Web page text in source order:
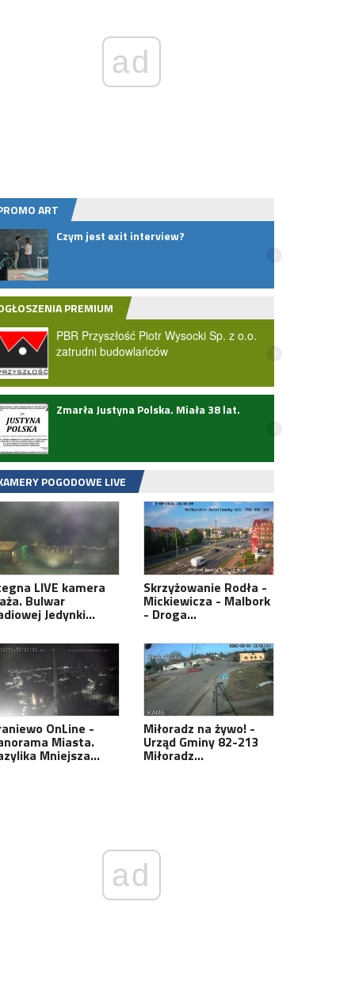
ad
ART
Czym jest exit interview?
PREMIUM
PBR Przyszłość Piotr Wysocki Sp. z o.o.
zatrudni budowlańców
Zmarła Justyna Polska. Miała 38 lat.
POGODOWE LIVE
LIVE kamera
Bulwar
Jedynki…
Skrzyżowanie Rodła -
Mickiewicza - Malbork
- Droga…
OnLine -
Miasta.
Mniejsza…
Miłoradz na żywo! -
Urząd Gminy 82-213
Miłoradz…
ad